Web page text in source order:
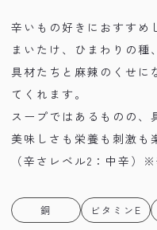
辛いもの好きにおすすめ
まいたけ、ひまわりの種
具材たちと麻辣のくせに
てくれます。
スープではあるものの、
美味しさも栄養も刺激も
（辛さレベル2：中辛）
銅 ビタミンE